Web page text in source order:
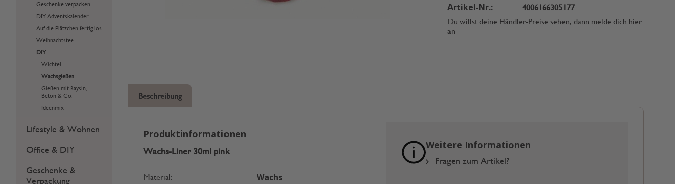
Geschenke verpacken
DIY Adventskalender
Auf die Plätzchen fertig los
Weihnachtstee
DIY
Wichtel
Wachsgießen
Gießen mit Raysin,
Beton & Co.
Ideenmix
Lifestyle & Wohnen
Office & DIY
Geschenke &
Verpackung
Artikel-Nr.:
4006166305177
Du willst deine Händler-Preise sehen, dann melde dich hier
an
Beschreibung
Produktinformationen
Wachs-Liner 30ml pink
Material: Wachs
Weitere Informationen
Fragen zum Artikel?